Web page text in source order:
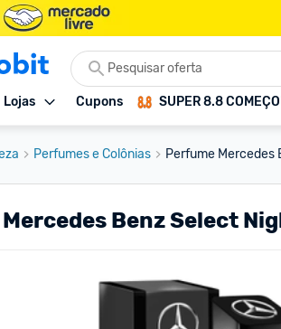
Lojas Cupons SUPER 8.8
Perfumes e Colônias Perfume Mercedes
Benz Select